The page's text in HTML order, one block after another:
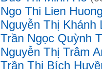
Ngo Thi Lien
Nguyễn Thị Khánh
Trần Ngọc Quỳnh
Nguyễn Thị Trâm
Trần Thị Bích